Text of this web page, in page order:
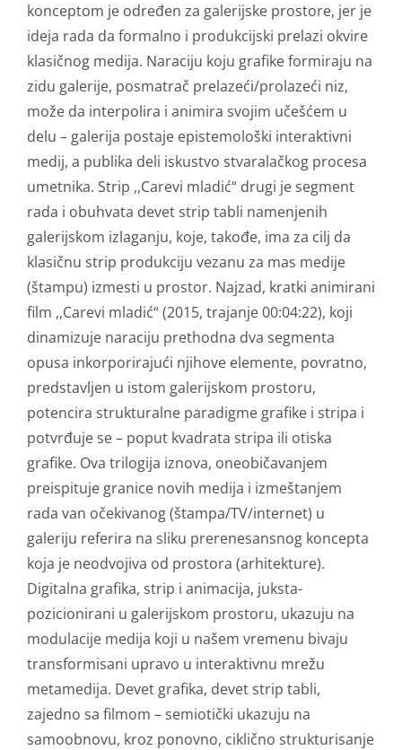
konceptom je određen za galerijske prostore, jer je
ideja rada da formalno i produkcijski prelazi okvire
klasičnog medija. Naraciju koju grafike formiraju na
zidu galerije, posmatrač prelazeći/prolazeći niz,
može da interpolira i animira svojim učešćem u
delu – galerija postaje epistemološki interaktivni
medij, a publika deli iskustvo stvaralačkog procesa
umetnika. Strip ,,Carevi mladić“ drugi je segment
rada i obuhvata devet strip tabli namenjenih
galerijskom izlaganju, koje, takođe, ima za cilj da
klasičnu strip produkciju vezanu za mas medije
(štampu) izmesti u prostor. Najzad, kratki animirani
film ,,Carevi mladić“ (2015, trajanje 00:04:22), koji
dinamizuje naraciju prethodna dva segmenta
opusa inkorporirajući njihove elemente, povratno,
predstavljen u istom galerijskom prostoru,
potencira strukturalne paradigme grafike i stripa i
potvrđuje se – poput kvadrata stripa ili otiska
grafike. Ova trilogija iznova, oneobičavanjem
preispituje granice novih medija i izmeštanjem
rada van očekivanog (štampa/TV/internet) u
galeriju referira na sliku prerenesansnog koncepta
koja je neodvojiva od prostora (arhitekture).
Digitalna grafika, strip i animacija, juksta-
pozicionirani u galerijskom prostoru, ukazuju na
modulacije medija koji u našem vremenu bivaju
transformisani upravo u interaktivnu mrežu
metamedija. Devet grafika, devet strip tabli,
zajedno sa filmom – semiotički ukazuju na
samoobnovu, kroz ponovno, ciklično strukturisanje